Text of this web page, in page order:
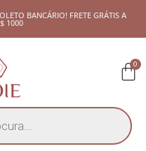
BANCÁRIO! FRETE GRÁTIS A
1000
0